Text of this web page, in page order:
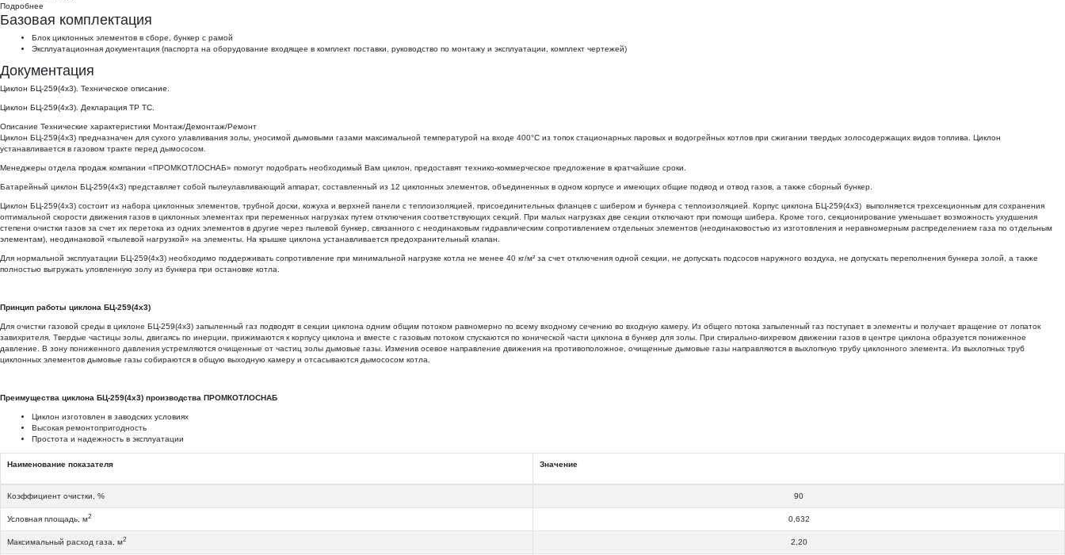
Подробнее
Базовая комплектация
Блок циклонных элементов в сборе, бункер с рамой
Эксплуатационная документация (паспорта на оборудование входящее в комплект поставки, руководство по монтажу и эксплуатации, комплект чертежей)
Документация
Циклон БЦ-259(4х3). Техническое описание.
Циклон БЦ-259(4х3). Декларация ТР ТС.
Описание Технические характеристики Монтаж/Демонтаж/Ремонт
Циклон БЦ-259(4х3) предназначен для сухого улавливания золы, уносимой дымовыми газами максимальной температурой на входе 400°С из топок стационарных паровых и водогрейных котлов при сжигании твердых золосодержащих видов топлива. Циклон
устанавливается в газовом тракте перед дымососом.
Менеджеры отдела продаж компании «ПРОМКОТЛОСНАБ» помогут подобрать необходимый Вам циклон, предоставят технико-коммерческое предложение в кратчайшие сроки.
Батарейный циклон БЦ-259(4х3) представляет собой пылеулавливающий аппарат, составленный из 12 циклонных элементов, объединенных в одном корпусе и имеющих общие подвод и отвод газов, а также сборный бункер.
Циклон БЦ-259(4х3) состоит из набора циклонных элементов, трубной доски, кожуха и верхней панели с теплоизоляцией, присоединительных фланцев с шибером и бункера с теплоизоляцией. Корпус циклона БЦ-259(4х3) выполняется трехсекционным для сохранения
оптимальной скорости движения газов в циклонных элементах при переменных нагрузках путем отключения соответствующих секций. При малых нагрузках две секции отключают при помощи шибера. Кроме того, секционирование уменьшает возможность ухудшения
степени очистки газов за счет их перетока из одних элементов в другие через пылевой бункер, связанного с неодинаковым гидравлическим сопротивлением отдельных элементов (неодинаковостью из изготовления и неравномерным распределением газа по отдельным
элементам), неодинаковой «пылевой нагрузкой» на элементы. На крышке циклона устанавливается предохранительный клапан.
Для нормальной эксплуатации БЦ-259(4х3) необходимо поддерживать сопротивление при минимальной нагрузке котла не менее 40 кг/м² за счет отключения одной секции, не допускать подсосов наружного воздуха, не допускать переполнения бункера золой, а также
полностью выгружать уловленную золу из бункера при остановке котла.
Принцип работы циклона БЦ-259(4х3)
Для очистки газовой среды в циклоне БЦ-259(4х3) запыленный газ подводят в секции циклона одним общим потоком равномерно по всему входному сечению во входную камеру. Из общего потока запыленный газ поступает в элементы и получает вращение от лопаток
завихрителя. Твердые частицы золы, двигаясь по инерции, прижимаются к корпусу циклона и вместе с газовым потоком спускаются по конической части циклона в бункер для золы. При спирально-вихревом движении газов в центре циклона образуется пониженное
давление. В зону пониженного давления устремляются очищенные от частиц золы дымовые газы. Изменив осевое направление движения на противоположное, очищенные дымовые газы направляются в выхлопную трубу циклонного элемента. Из выхлопных труб
циклонных элементов дымовые газы собираются в общую выходную камеру и отсасываются дымососом котла.
Преимущества циклона БЦ-259(4х3) производства ПРОМКОТЛОСНАБ
Циклон изготовлен в заводских условиях
Высокая ремонтопригодность
Простота и надежность в эксплуатации
Наименование показателя Значение
Коэффициент очистки, % 90
Условная площадь, м2 0,632
Максимальный расход газа, м2 2,20